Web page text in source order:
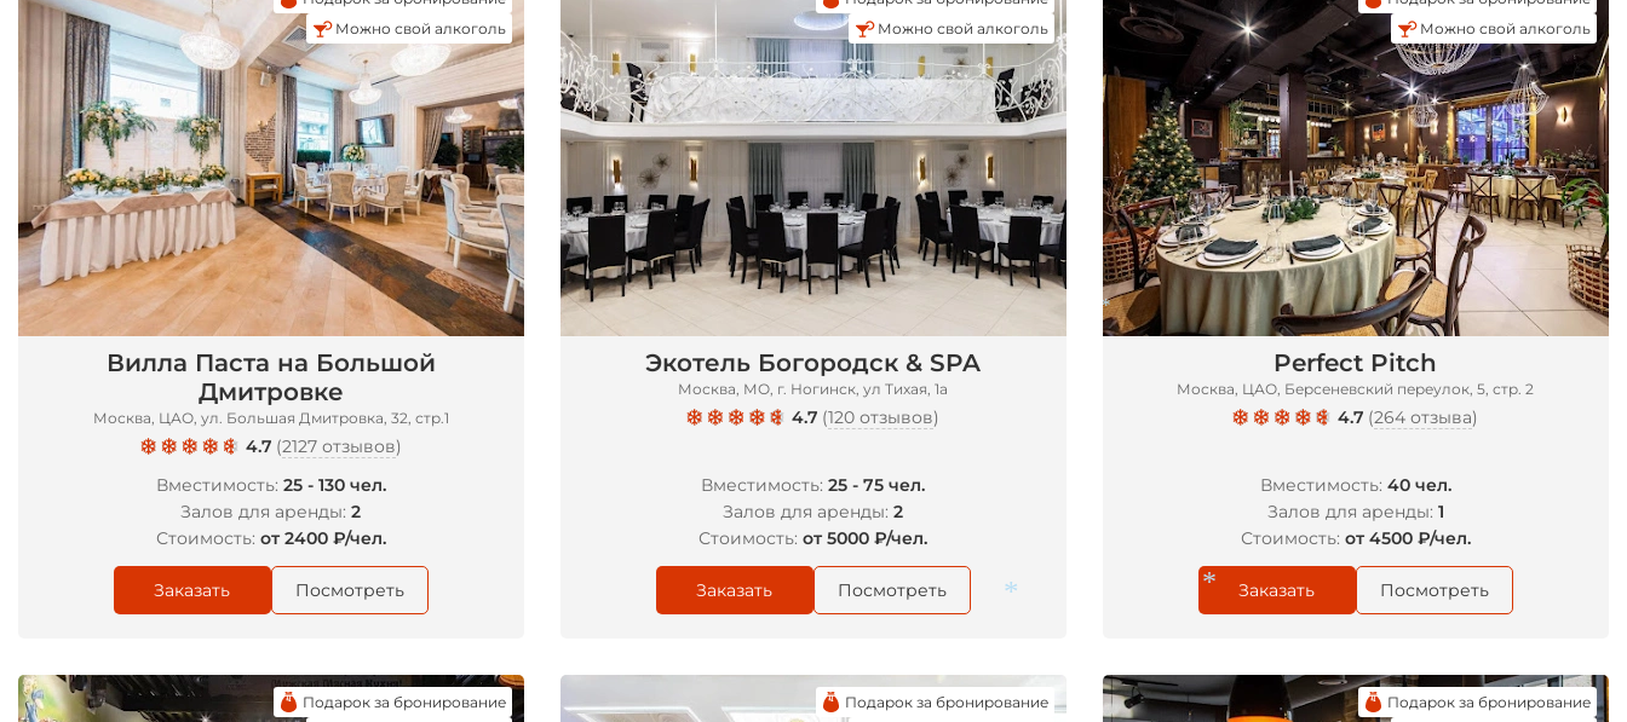
Вилла Паста на Большой
Дмитровке
Москва, ЦАО, ул. Большая Дмитровка, 32, стр.1
4.7 (2127 отзывов)
Вместимость: 25 - 130 чел.
Залов для аренды:2
Стоимость: от 2400 ₽/чел.
Можно свой алкоголь
Заказать Посмотреть
Экотель Богородск & SPA
Москва, МО, г. Ногинск, ул Тихая, 1а
4.7 (120 отзывов)
Вместимость:25 - 75 чел.
Залов для аренды:2
Стоимость:от 5000 ₽/чел.
Можно свой алкоголь
Заказать Посмотреть
Perfect Pitch
Москва, ЦАО, Берсеневский переулок, 5, стр. 2
4.7 (264 отзыва)
Вместимость: 40 чел.
Залов для аренды: 1
Стоимость: от 4500 ₽/чел.
Можно свой алкоголь
Заказать Посмотреть
Подарок за бронирование Подарок за бронирование Подарок за бронирование
*